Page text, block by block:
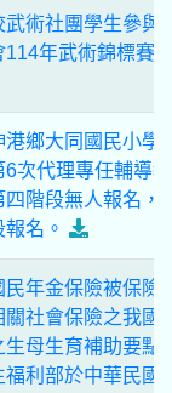
武術社團學生參與
114年武術錦標賽
港鄉大同國民小學
6次代理專任輔導
四階段無人報名，
名。
民年金保險被保險
關社會保險之我國
生母生育補助要點
福利部於中華民國